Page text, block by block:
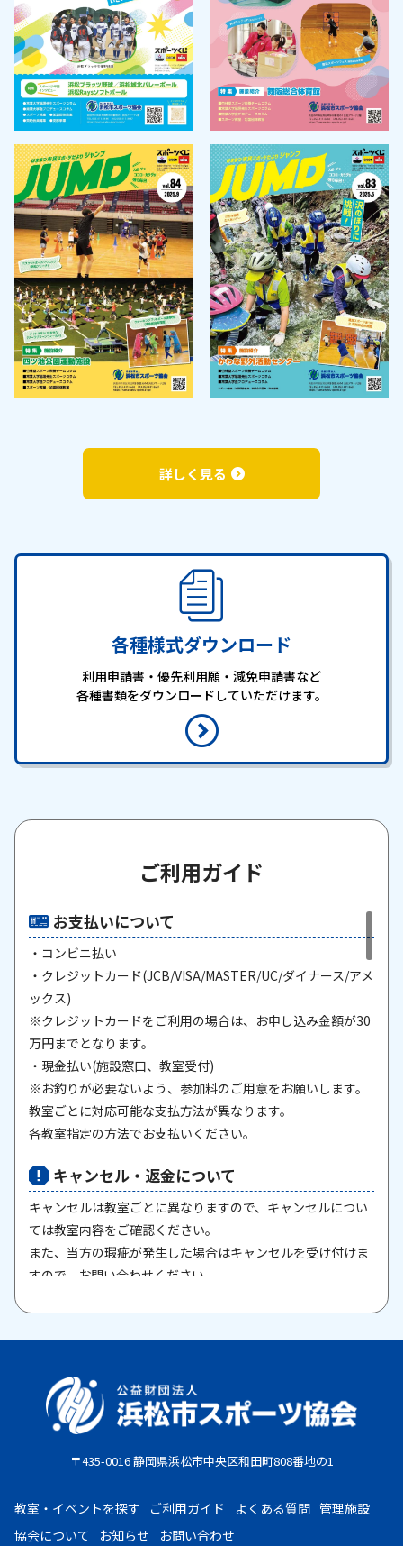
水窪総合体育館
詳しく見る
各種様式ダウンロード
利用申請書・優先利用願・減免申請書など
各種書類をダウンロードしていただけます。
ご利用ガイド
お支払いについて
・コンビニ払い
・クレジットカード(JCB/VISA/MASTER/UC/ダイナース/アメ
ックス)
※クレジットカードをご利用の場合は、お申し込み金額が30
万円までとなります。
・現金払い(施設窓口、教室受付)
※お釣りが必要ないよう、参加料のご用意をお願いします。
教室ごとに対応可能な支払方法が異なります。
各教室指定の方法でお支払いください。
キャンセル・返金について
キャンセルは教室ごとに異なりますので、キャンセルについ
ては教室内容をご確認ください。
また、当方の瑕疵が発生した場合はキャンセルを受け付けま
すので、お問い合わせください。
原則として、一旦納入された参加料・受講料は返金いたしま
せん。また、欠席等による参加料の返金は原則としていたし
限が出された場合は、担当者までご相談ください。
お支払期限
・コンビニ払い：お申し込み後、7日以内にお申し込み時に
・クレジットカード：お申し込み後、30日以内に課金となり
ます。
〒435-0016 静岡県浜松市中央区和田町808番地の1
教室・イベントを探す ご利用ガイド よくある質問 管理施設
協会について
お知らせ お問い合わせ